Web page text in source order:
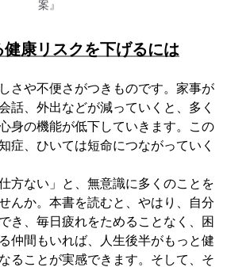
案』
康リスクを下げるには
さや不便さがつきものです。家事が
話、外出などが減っていくと、多く
身の機能が低下していきます。この
症、ひいては短命につながっていく
方ない」と、無意識に多くのことを
んか。本書を読むと、やはり、自分
き、毎日疲れをためることなく、困
仲間もいれば、人生後半がもっと健
ることが実感できます。そして、そ